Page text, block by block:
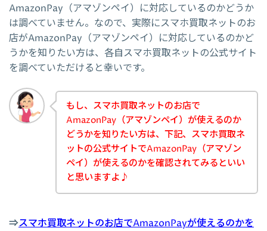
AmazonPay（アマゾンペイ）に対応しているのかどうか
は調べていません。なので、実際にスマホ買取ネットのお
店がAmazonPay（アマゾンペイ）に対応しているのかど
うかを知りたい方は、各自スマホ買取ネットの公式サイト
を調べていただけると幸いです。
もし、スマホ買取ネットのお店で
AmazonPay（アマゾンペイ）が使えるのか
どうかを知りたい方は、下記、スマホ買取ネ
ットの公式サイトでAmazonPay（アマゾン
ペイ）が使えるのかを確認されてみるといい
と思いますよ♪
⇒スマホ買取ネットのお店でAmazonPayが使えるのかを